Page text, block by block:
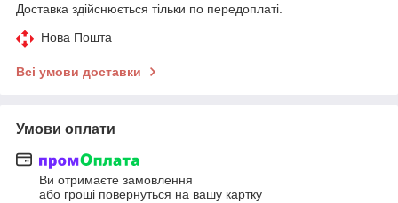
Доставка здійснюється тільки по передоплаті.
Нова Пошта
Всі умови доставки
Умови оплати
Ви отримаєте замовлення
або гроші повернуться на вашу картку